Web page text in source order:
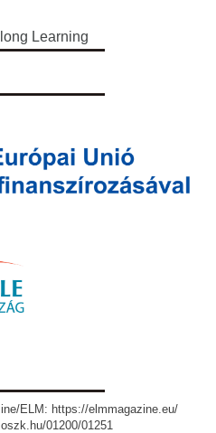
Learning
ELM: https://elmmagazine.eu/
01200/01251